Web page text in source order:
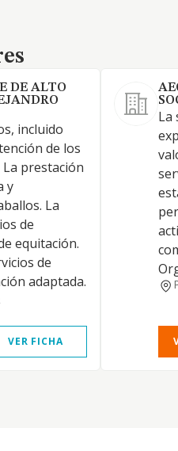
DE ALTO
incluido
de los
La prestación
y
La
de
equitación.
de
adaptada.
VER FICHA
La